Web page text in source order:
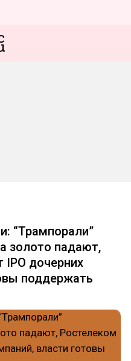
“Трампорали”
золото падают,
IPO дочерних
поддержать